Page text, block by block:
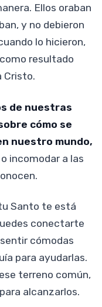
Ellos oraban
y no debieron
lo hicieron,
resultado
Cristo.
de nuestras
cómo se
nuestro mundo,
incomodar a las
Santo te está
conectarte
cómodas
para ayudarlas.
terreno común,
alcanzarlos.